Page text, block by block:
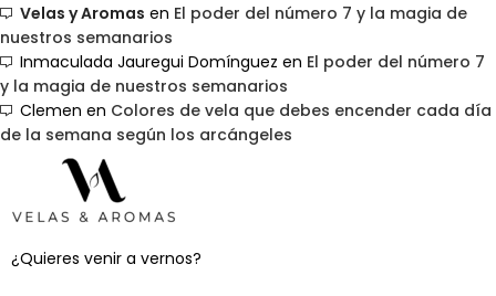
Velas y Aromas en El poder del número 7 y la magia de
nuestros semanarios
Inmaculada Jauregui Domínguez en El poder del número 7
y la magia de nuestros semanarios
Clemen en Colores de vela que debes encender cada día
de la semana según los arcángeles
¿Quieres venir a vernos?